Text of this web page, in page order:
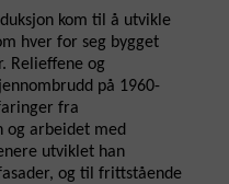
kom til å utvikle
hver for seg bygget
Relieffene og
på 1960-
fra
og arbeidet med
utviklet han
og til frittstående